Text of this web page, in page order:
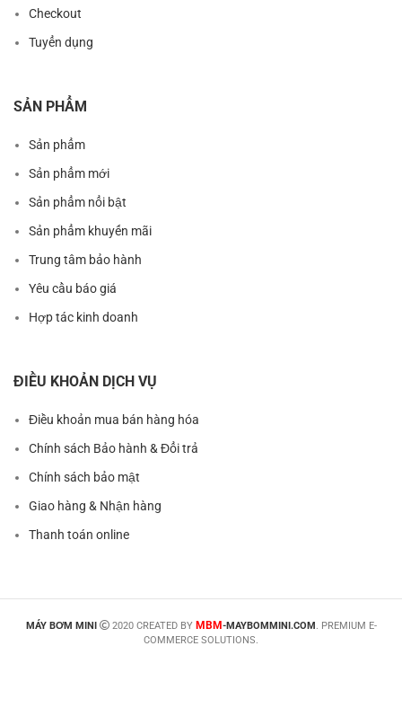
Checkout
Tuyển dụng
SẢN PHẨM
Sản phẩm
Sản phẩm mới
Sản phẩm nổi bật
Sản phẩm khuyến mãi
Trung tâm bảo hành
Yêu cầu báo giá
Hợp tác kinh doanh
ĐIỀU KHOẢN DỊCH VỤ
Điều khoản mua bán hàng hóa
Chính sách Bảo hành & Đổi trả
Chính sách bảo mật
Giao hàng & Nhận hàng
Thanh toán online
MÁY BƠM MINI 2020 CREATED BY MBM-MAYBOMMINI.COM . PREMIUM E-
COMMERCE SOLUTIONS.